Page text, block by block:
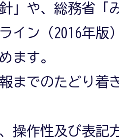
」や、総務省「
イン（2016年版
ます。
までのたどり着
操作性及び表記